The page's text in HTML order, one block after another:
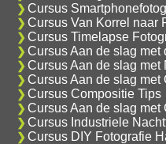
Cursus
Cursus Van Korrel naar
Cursus Timelapse
Cursus Aan de slag met
Cursus Aan de slag met
Cursus Aan de slag met
Cursus Compositie Tips
Cursus Aan de slag met
Cursus Industriele
Cursus DIY Fotografie